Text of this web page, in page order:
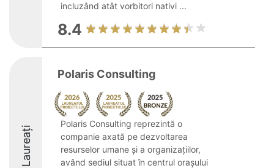
incluzând atât vorbitori nativi ...
8.4
Laureați
Polaris Consulting
Polaris Consulting reprezintă o
companie axată pe dezvoltarea
resurselor umane și a organizațiilor,
având sediul situat în centrul orașului